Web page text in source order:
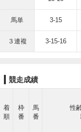
馬単 3-15
３連複 3-15-16
競走成績
着
順
枠
番
馬
番
性